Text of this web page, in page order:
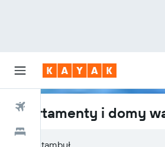
Loty
Apartamenty i domy